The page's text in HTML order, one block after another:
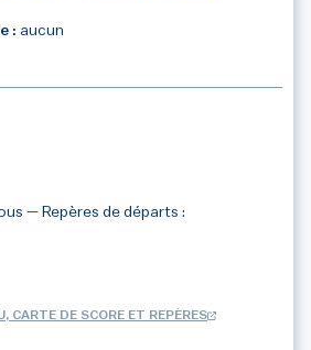
: aucun
— Repères de départs :
CARTE DE SCORE ET REPÈRES